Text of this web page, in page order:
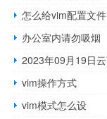
怎么给vim配置文件
办公室内请勿吸烟
vim操作方式
vim模式怎么设